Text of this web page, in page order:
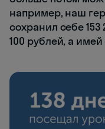
например, наш
сохранил себе
100 рублей, а имей